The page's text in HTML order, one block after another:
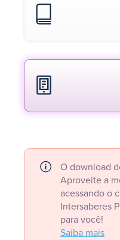
O download
Aproveite a
acessando o
Intersaberes
para você!
Saiba mais